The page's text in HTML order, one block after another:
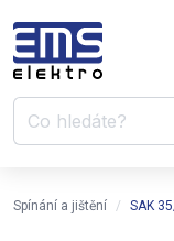
Spínání a jištění SAK